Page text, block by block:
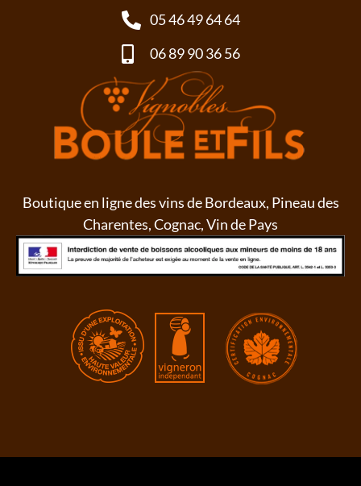
05 46 49 64 64
06 89 90 36 56
Boutique en ligne des vins de Bordeaux, Pineau des
Charentes, Cognac, Vin de Pays